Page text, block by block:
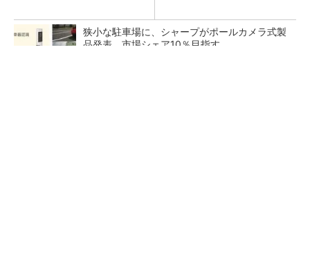
狭小な駐車場に、シャープがポールカメラ式製
品発表 市場シェア10％目指す